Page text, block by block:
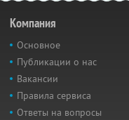
Компания
Основное
Публикации о нас
Вакансии
Правила сервиса
Ответы на вопросы